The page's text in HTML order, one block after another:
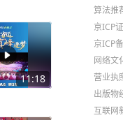
11:18
算法推
京ICP
京ICP
网络文
营业执
出版物
互联网